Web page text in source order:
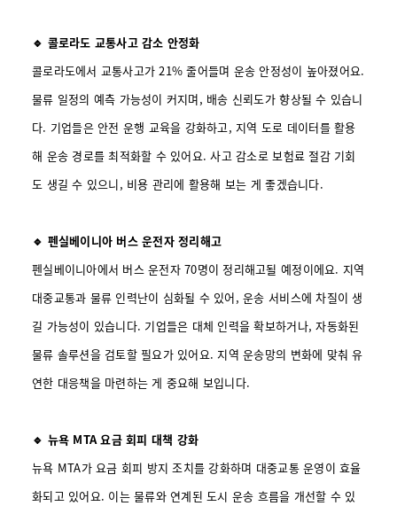
🔹 콜로라도 교통사고 감소 안정화
콜로라도에서 교통사고가 21% 줄어들며 운송 안정성이 높아졌어요.
물류 일정의 예측 가능성이 커지며, 배송 신뢰도가 향상될 수 있습니
다. 기업들은 안전 운행 교육을 강화하고, 지역 도로 데이터를 활용
해 운송 경로를 최적화할 수 있어요. 사고 감소로 보험료 절감 기회
도 생길 수 있으니, 비용 관리에 활용해 보는 게 좋겠습니다.
🔹 펜실베이니아 버스 운전자 정리해고
펜실베이니아에서 버스 운전자 70명이 정리해고될 예정이에요. 지역
대중교통과 물류 인력난이 심화될 수 있어, 운송 서비스에 차질이 생
길 가능성이 있습니다. 기업들은 대체 인력을 확보하거나, 자동화된
물류 솔루션을 검토할 필요가 있어요. 지역 운송망의 변화에 맞춰 유
연한 대응책을 마련하는 게 중요해 보입니다.
🔹 뉴욕 MTA 요금 회피 대책 강화
뉴욕 MTA가 요금 회피 방지 조치를 강화하며 대중교통 운영이 효율
화되고 있어요. 이는 물류와 연계된 도시 운송 흐름을 개선할 수 있